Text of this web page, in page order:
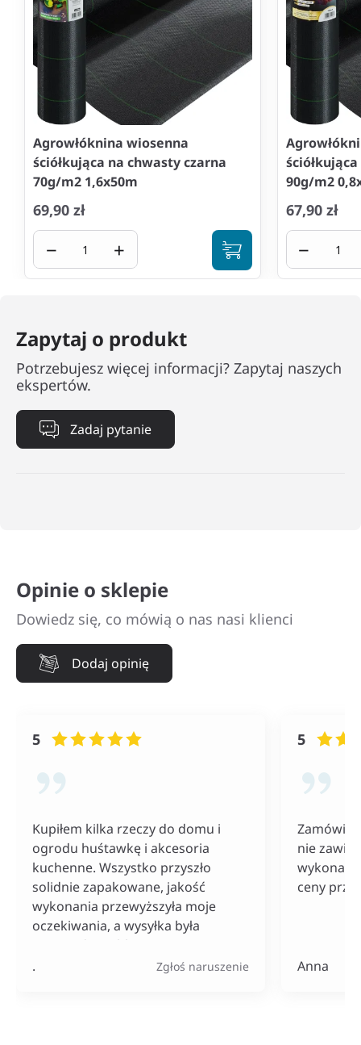
Agrowłóknina wiosenna
ściółkująca na chwasty czarna
70g/m2 1,6x50m
69,90 zł
− +
90g/m2
67,90 zł
−
Zapytaj o produkt
Potrzebujesz więcej informacji? Zapytaj naszych
ekspertów.
Zadaj pytanie
Opinie o sklepie
Dowiedz się, co mówią o nas nasi klienci
Dodaj opinię
5
Kupiłem kilka rzeczy do domu i
ogrodu huśtawkę i akcesoria
kuchenne. Wszystko przyszło
solidnie zapakowane, jakość
wykonania przewyższyła moje
oczekiwania, a wysyłka była
naprawdę szybka. Do tego ceny
bardzo konkurencyjne, szczególnie
. Zgłoś naruszenie
5
nie
ceny
Anna